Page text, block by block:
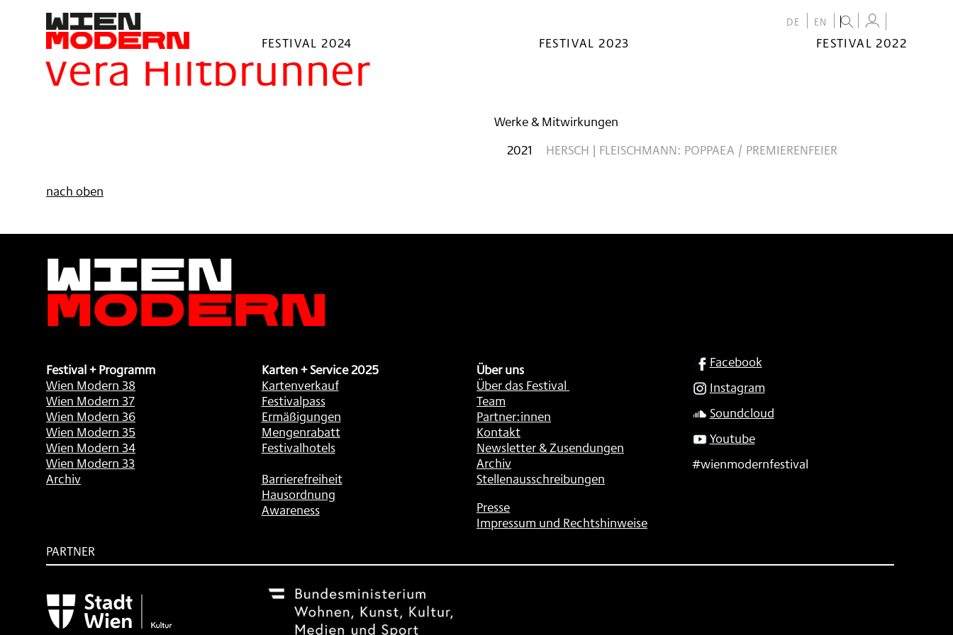
springen
DE EN
FESTIVAL 2024 FESTIVAL 2023
FESTIVAL 2022
Filter
Vera Hiltbrunner
Werke & Mitwirkungen
2021
HERSCH | FLEISCHMANN: POPPAEA / PREMIERENFEIER
nach oben
Wien
Modern
Festival + Programm
Wien Modern 38
Wien Modern 37
Wien Modern 36
Wien Modern 35
Wien Modern 34
Wien Modern 33
Archiv
Karten + Service 2025
Kartenverkauf
Festivalpass
Ermäßigungen
Mengenrabatt
Festivalhotels
Barrierefreiheit
Hausordnung
Awareness
Über uns
Über das Festival
Team
Partner:innen
Kontakt
Newsletter & Zusendungen
Archiv
Stellenausschreibungen
Presse
Impressum und Rechtshinweise
SOCIAL
Facebook
Instagram
Soundcloud
Youtube
#wienmodernfestival
PARTNER